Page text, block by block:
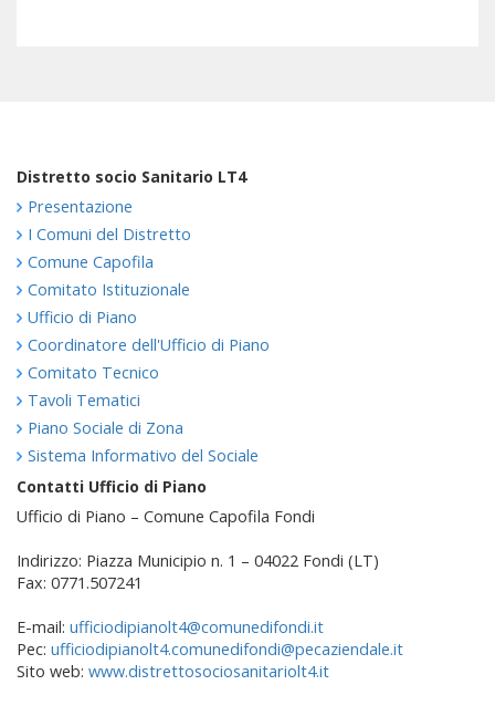
Distretto socio Sanitario LT4
Presentazione
I Comuni del Distretto
Comune Capofila
Comitato Istituzionale
Ufficio di Piano
Coordinatore dell'Ufficio di Piano
Comitato Tecnico
Tavoli Tematici
Piano Sociale di Zona
Sistema Informativo del Sociale
Contatti Ufficio di Piano
Ufficio di Piano – Comune Capofila Fondi
Indirizzo: Piazza Municipio n. 1 – 04022 Fondi (LT)
Fax: 0771.507241
E-mail: ufficiodipianolt4@comunedifondi.it
Pec: ufficiodipianolt4.comunedifondi@pecaziendale.it
Sito web: www.distrettosociosanitariolt4.it